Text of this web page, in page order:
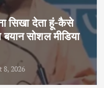
सिखा देता हूं-कैसे
बयान सोशल मीडिया
2026